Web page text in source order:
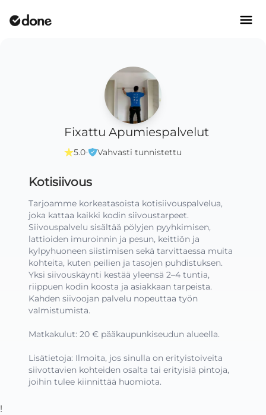
Fixattu Apumiespalvelut
5.0· Vahvasti tunnistettu
Kotisiivous
Tarjoamme korkeatasoista kotisiivouspalvelua,
joka kattaa kaikki kodin siivoustarpeet.
Siivouspalvelu sisältää pölyjen pyyhkimisen,
lattioiden imuroinnin ja pesun, keittiön ja
kylpyhuoneen siistimisen sekä tarvittaessa muita
kohteita, kuten peilien ja tasojen puhdistuksen.
Yksi siivouskäynti kestää yleensä 2–4 tuntia,
riippuen kodin koosta ja asiakkaan tarpeista.
Kahden siivoojan palvelu nopeuttaa työn
valmistumista.
Matkakulut: 20 € pääkaupunkiseudun alueella.
Lisätietoja: Ilmoita, jos sinulla on erityistoiveita
siivottavien kohteiden osalta tai erityisiä pintoja,
joihin tulee kiinnittää huomiota.
!